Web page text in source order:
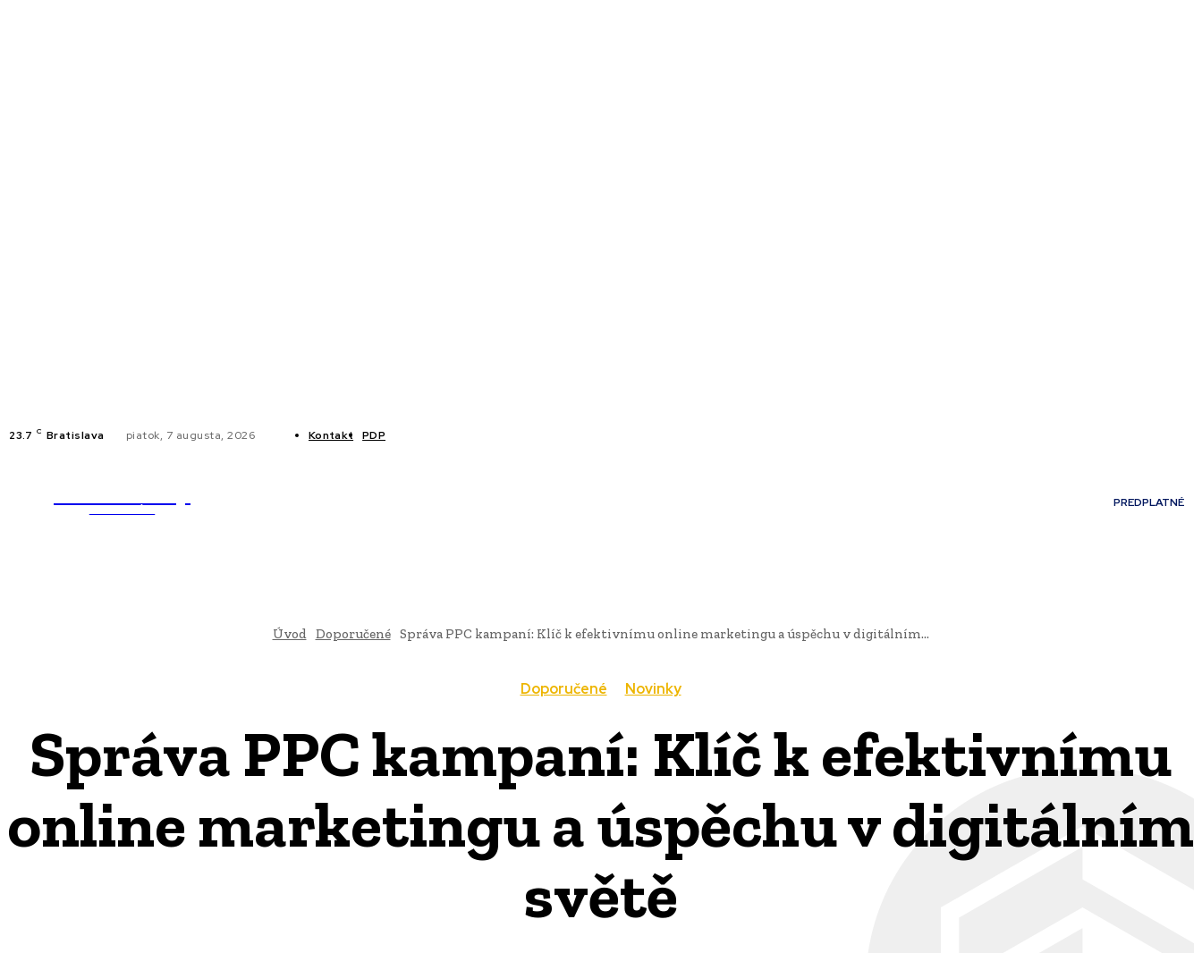
23.7 C Bratislava piatok, 7 augusta, 2026 Kontakt PDP
PREDPLATNÉ
Úvod Doporučené Správa PPC kampaní: Klíč k efektivnímu online marketingu a úspěchu v digitálním...
Doporučené Novinky
Správa PPC kampaní: Klíč k efektivnímu
online marketingu a úspěchu v digitálním
světě